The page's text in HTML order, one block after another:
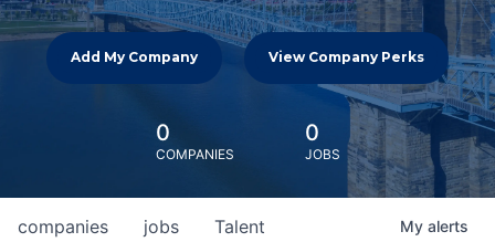
Add My Company View Company Perks
0
COMPANIES
0
JOBS
jobs
companies Talent My alerts